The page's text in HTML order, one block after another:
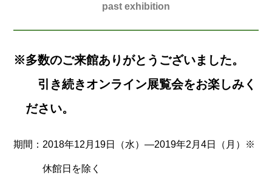
past exhibition
※多数のご来館ありがとうございました。
引き続きオンライン展覧会をお楽しみく
ださい。
期間 2018年12月19日（水）―2019年2月4日（月）※
休館日を除く